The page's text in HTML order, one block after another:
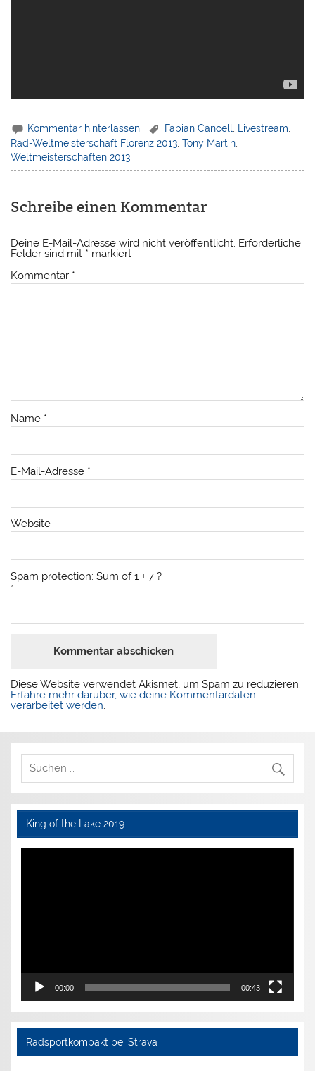
Kommentar hinterlassen Fabian Cancell Livestream
Rad-Weltmeisterschaft Florenz 2013,Tony Martin,
Weltmeisterschaften 2013
Schreibe einen Kommentar
Deine E-Mail-Adresse wird nicht veröffentlicht. Erforderliche
Felder sind mit * markiert
Kommentar *
Name *
E-Mail-Adresse *
Website
Spam protection: Sum of 1 + 7 ?
*
Diese Website verwendet Akismet, um Spam zu reduzieren.
Erfahre mehr darüber, wie deine Kommentardaten
verarbeitet werden.
King of the Lake 2019
Video-
00:00 00:43
Radsportkompakt bei Strava